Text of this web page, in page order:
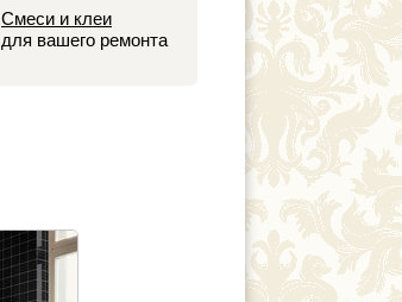
Смеси и клеи
для вашего ремонта